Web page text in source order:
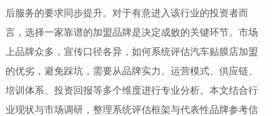
后服务的要求同步提升。对于有意进入该行业的投资者而
言，选择一家靠谱的加盟品牌是决定成败的关键环节。市场
上品牌众多，宣传口径各异，如何系统评估汽车贴膜店加盟
的优劣，避免踩坑，需要从品牌实力、运营模式、供应链、
培训体系、投资回报等多个维度进行专业分析。本文结合行
业现状与市场调研，整理系统评估框架与代表性品牌参考信